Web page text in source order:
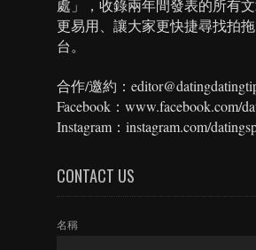
處」，收錄兩年間發表的所有
更易用、讓大家更快捷尋找拍
台。
合作/邀約：
Facebook：www.facebook.com/
Instagram：instagram.com/
CONTACT US
名稱